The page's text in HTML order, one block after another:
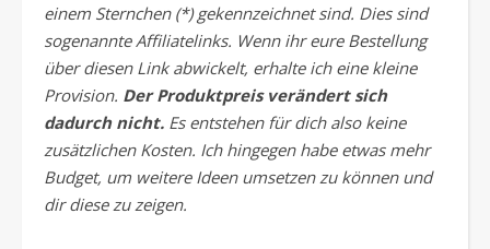
einem Sternchen (*) gekennzeichnet sind. Dies sind
sogenannte Affiliatelinks. Wenn ihr eure Bestellung
über diesen Link abwickelt, erhalte ich eine kleine
Provision. Der Produktpreis verändert sich
dadurch nicht. Es entstehen für dich also keine
zusätzlichen Kosten. Ich hingegen habe etwas mehr
Budget, um weitere Ideen umsetzen zu können und
dir diese zu zeigen.